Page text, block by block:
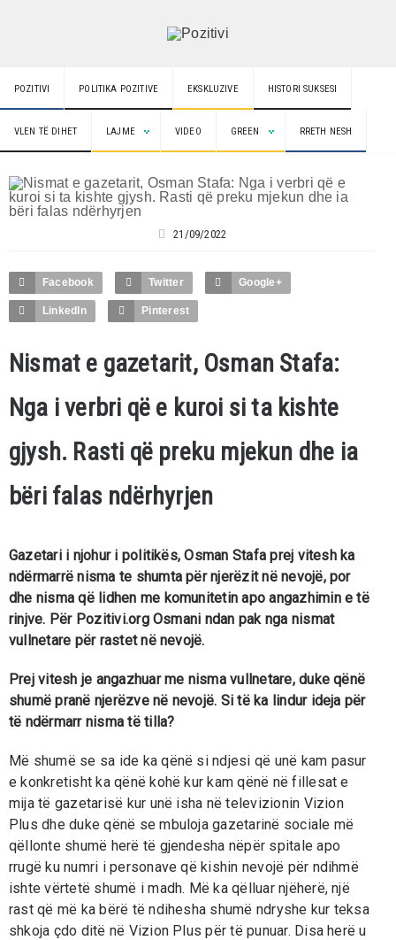
POZITIVI POLITIKA POZITIVE EKSKLUZIVE HISTORI SUKSESI
VLEN TË DIHET LAJME VIDEO GREEN RRETH NESH
21/09/2022
Facebook Twitter Google+
LinkedIn Pinterest
Nismat e gazetarit, Osman Stafa:
Nga i verbri që e kuroi si ta kishte
gjysh. Rasti që preku mjekun dhe ia
bëri falas ndërhyrjen
Gazetari i njohur i politikës, Osman Stafa prej vitesh ka
ndërmarrë nisma te shumta për njerëzit në nevojë, por
dhe nisma që lidhen me komunitetin apo angazhimin e të
rinjve. Për Pozitivi.org Osmani ndan pak nga nismat
vullnetare për rastet në nevojë.
Prej vitesh je angazhuar me nisma vullnetare, duke qënë
shumë pranë njerëzve në nevojë. Si të ka lindur ideja për
të ndërmarr nisma të tilla?
Më shumë se sa ide ka qënë si ndjesi që unë kam pasur
e konkretisht ka qënë kohë kur kam qënë në fillesat e
mija të gazetarisë kur unë isha në televizionin Vizion
Plus dhe duke qënë se mbuloja gazetarinë sociale më
qëllonte shumë herë të gjendesha nëpër spitale apo
rrugë ku numri i personave që kishin nevojë për ndihmë
ishte vërtetë shumë i madh. Më ka qëlluar njëherë, një
rast që më ka bërë të ndihesha shumë ndryshe kur teksa
shkoja çdo ditë në Vizion Plus për të punuar. Disa herë u